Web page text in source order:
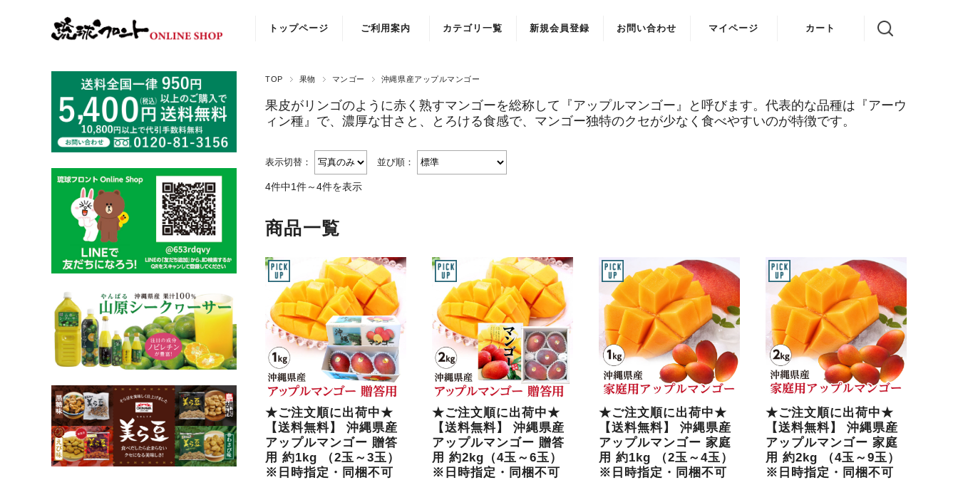
トップページ ご利用案内 カテゴリ一覧 新規会員登録 お問い合わせ マイページ カート
TOP 果物 マンゴー 沖縄県産アップルマンゴー
果皮がリンゴのように赤く熟すマンゴーを総称して『アップルマンゴー』と呼びます。代表的な品種は『アーウ
ィン種』で、濃厚な甘さと、とろける食感で、マンゴー独特のクセが少なく食べやすいのが特徴です。
表示切替： 並び順：
4件中1件～4件を表示
商品一覧
★ご注文順に出荷中★
【送料無料】 沖縄県産
アップルマンゴー 贈答
用 約1kg （2玉～3玉）
※日時指定・同梱不可
★ご注文順に出荷中★
【送料無料】 沖縄県産
アップルマンゴー 贈答
用 約2kg（4玉～6玉）
※日時指定・同梱不可
★ご注文順に出荷中★
【送料無料】 沖縄県産
アップルマンゴー 家庭
用 約1kg （2玉～4玉）
※日時指定・同梱不可
★ご注文順に出荷中★
【送料無料】 沖縄県産
アップルマンゴー 家庭
用 約2kg （4玉～9玉）
※日時指定・同梱不可